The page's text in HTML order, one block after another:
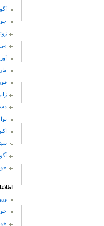
ژوئن
می 2015
اکتبر